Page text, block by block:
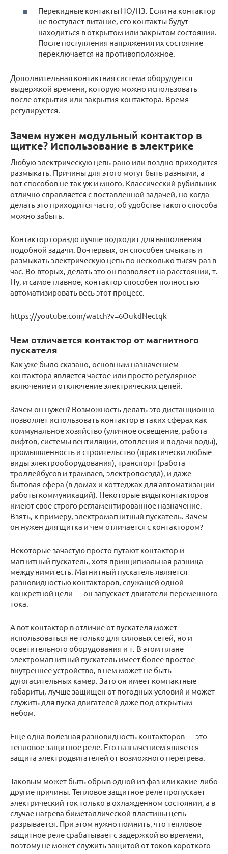
Перекидные контакты НО/НЗ. Если на контактор
не поступает питание, его контакты будут
находиться в открытом или закрытом состоянии.
После поступления напряжения их состояние
переключается на противоположное.
Дополнительная контактная система оборудуется
выдержкой времени, которую можно использовать
после открытия или закрытия контактора. Время –
регулируется.
Зачем нужен модульный контактор в
щитке? Использование в электрике
Любую электрическую цепь рано или поздно приходится
размыкать. Причины для этого могут быть разными, а
вот способов не так уж и много. Классический рубильник
отлично справляется с поставленной задачей, но когда
делать это приходится часто, об удобстве такого способа
можно забыть.
Контактор гораздо лучше подходит для выполнения
подобной задачи. Во-первых, он способен смыкать и
размыкать электрическую цепь по несколько тысяч раз в
час. Во-вторых, делать это он позволяет на расстоянии, т.
Ну, и самое главное, контактор способен полностью
автоматизировать весь этот процесс.
https://youtube.com/watch?v=6OukdNectqk
Чем отличается контактор от магнитного
пускателя
Как уже было сказано, основным назначением
контактора является частое или просто регулярное
включение и отключение электрических цепей.
Зачем он нужен? Возможность делать это дистанционно
позволяет использовать контактор в таких сферах как
коммунальное хозяйство (уличное освещение, работа
лифтов, системы вентиляции, отопления и подачи воды),
промышленность и строительство (практически любые
виды электрооборудования), транспорт (работа
троллейбусов и трамваев, электропоезда), и даже
бытовая сфера (в домах и коттеджах для автоматизации
работы коммуникаций). Некоторые виды контакторов
имеют свое строго регламентированное назначение.
Взять, к примеру, электромагнитный пускатель. Зачем
он нужен для щитка и чем отличается с контактором?
Некоторые зачастую просто путают контактор и
магнитный пускатель, хотя принципиальная разница
между ними есть. Магнитный пускатель является
разновидностью контакторов, служащей одной
конкретной цели — он запускает двигатели переменного
тока.
А вот контактор в отличие от пускателя может
использоваться не только для силовых сетей, но и
осветительного оборудования и т. В этом плане
электромагнитный пускатель имеет более простое
внутреннее устройство, в нем может не быть
дугогасительных камер. Зато он имеет компактные
габариты, лучше защищен от погодных условий и может
служить для пуска двигателей даже под открытым
небом.
Еще одна полезная разновидность контакторов — это
тепловое защитное реле. Его назначением является
защита электродвигателей от возможного перегрева.
Таковым может быть обрыв одной из фаз или какие-либо
другие причины. Тепловое защитное реле пропускает
электрический ток только в охлажденном состоянии, а в
случае нагрева биметаллической пластины цепь
разрывается. При этом нужно помнить, что тепловое
защитное реле срабатывает с задержкой во времени,
поэтому не может служить защитой от токов короткого